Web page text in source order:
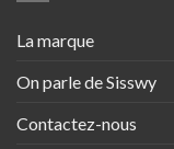
La marque
On parle de Sisswy
Contactez-nous